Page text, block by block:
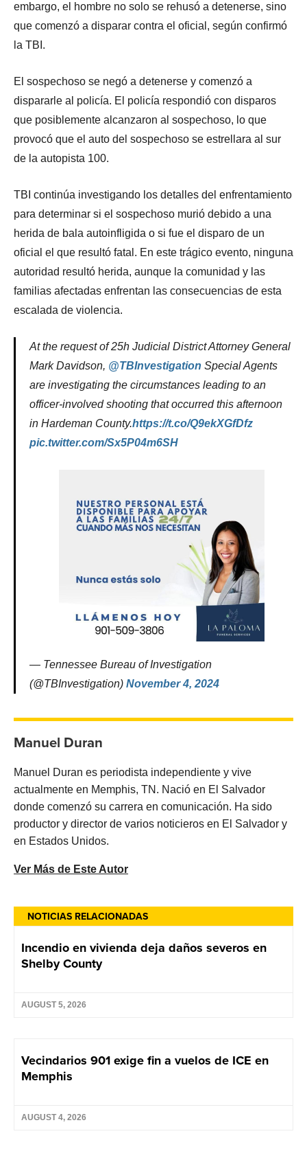
NOTICIAS RELACIONADAS
Incendio en vivienda deja daños severos en
Shelby County
AUGUST 5, 2026
Vecindarios 901 exige fin a vuelos de ICE en
Memphis
AUGUST 4, 2026
embargo, el hombre no solo se rehusó a detenerse, sino
que comenzó a disparar contra el oficial, según confirmó
la TBI.
El sospechoso se negó a detenerse y comenzó a
dispararle al policía. El policía respondió con disparos
que posiblemente alcanzaron al sospechoso, lo que
provocó que el auto del sospechoso se estrellara al sur
de la autopista 100.
TBI continúa investigando los detalles del enfrentamiento
para determinar si el sospechoso murió debido a una
herida de bala autoinfligida o si fue el disparo de un
oficial el que resultó fatal. En este trágico evento, ninguna
autoridad resultó herida, aunque la comunidad y las
familias afectadas enfrentan las consecuencias de esta
escalada de violencia.
At the request of 25h Judicial District Attorney General
Mark Davidson, @TBInvestigation Special Agents
are investigating the circumstances leading to an
officer-involved shooting that occurred this afternoon
in Hardeman County.https://t.co/Q9ekXGfDfz
pic.twitter.com/Sx5P04m6SH
— Tennessee Bureau of Investigation
(@TBInvestigation) November 4, 2024
Manuel Duran
Manuel Duran es periodista independiente y vive
actualmente en Memphis, TN. Nació en El Salvador
donde comenzó su carrera en comunicación. Ha sido
productor y director de varios noticieros en El Salvador y
en Estados Unidos.
Ver Más de Este Autor